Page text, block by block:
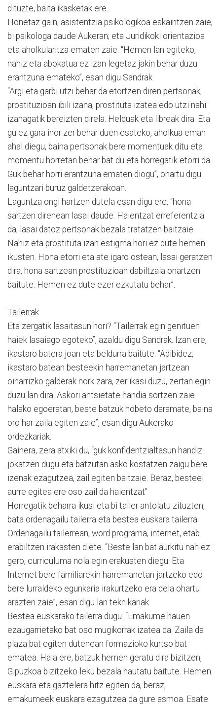
dituzte, baita ikasketak ere.
Honetaz gain, asistentzia psikologikoa eskaintzen zaie,
bi psikologa daude Aukeran; eta Juridikoki orientazioa
eta aholkularitza ematen zaie. “Hemen lan egiteko,
nahiz eta abokatua ez izan legetaz jakin behar duzu
erantzuna emateko”, esan digu Sandrak.
“Argi eta garbi utzi behar da etortzen diren pertsonak,
prostituzioan ibili izana, prostituta izatea edo utzi nahi
izanagatik bereizten direla. Helduak eta libreak dira. Eta
gu ez gara inor zer behar duen esateko, aholkua eman
ahal diegu, baina pertsonak bere momentuak ditu eta
momentu horretan behar bat du eta horregatik etorri da.
Guk behar horri erantzuna ematen diogu”, onartu digu
laguntzari buruz galdetzerakoan.
Laguntza ongi hartzen dutela esan digu ere, “hona
sartzen direnean lasai daude. Haientzat erreferentzia
da, lasai datoz pertsonak bezala tratatzen baitzaie.
Nahiz eta prostituta izan estigma hori ez dute hemen
ikusten. Hona etorri eta ate igaro ostean, lasai geratzen
dira, hona sartzean prostituzioan dabiltzala onartzen
baitute. Hemen ez dute ezer ezkutatu behar”.
Tailerrak
Eta zergatik lasaitasun hori? “Tailerrak egin genituen
haiek lasaiago egoteko”, azaldu digu Sandrak. Izan ere,
ikastaro batera joan eta beldurra baitute. “Adibidez,
ikastaro batean besteekin harremanetan jartzean
oinarrizko galderak nork zara, zer ikasi duzu, zertan egin
duzu lan dira. Askori antsietate handia sortzen zaie
halako egoeratan, beste batzuk hobeto daramate, baina
oro har zaila egiten zaie”, esan digu Aukerako
ordezkariak.
Gainera, zera atxiki du, “guk konfidentzialtasun handiz
jokatzen dugu eta batzutan asko kostatzen zaigu bere
izenak ezagutzea, zail egiten baitzaie. Beraz, besteei
aurre egitea ere oso zail da haientzat”
Horregatik beharra ikusi eta bi tailer antolatu zituzten,
bata ordenagailu tailerra eta bestea euskara tailerra.
Ordenagailu tailerrean, word programa, internet, etab.
erabiltzen irakasten diete. “Beste lan bat aurkitu nahiez
gero, curriculuma nola egin erakusten diegu. Eta
Internet bere familiarekin harremanetan jartzeko edo
bere lurraldeko egunkaria irakurtzeko era dela ohartu
arazten zaie”, esan digu lan teknikariak.
Bestea euskarako tailerra dugu. “Emakume hauen
ezaugarrietako bat oso mugikorrak izatea da. Zaila da
plaza bat egiten dutenean formazioko kurtso bat
ematea. Hala ere, batzuk hemen geratu dira bizitzen,
Gipuzkoa bizitzeko leku bezala hautatu baitute. Hemen
euskara eta gaztelera hitz egiten da, beraz,
emakumeek euskara ezagutzea da gure asmoa. Esate